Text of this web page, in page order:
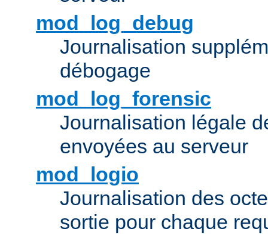
mod_log_debug
Journalisation
débogage
mod_log_forensic
Journalisation légale
envoyées au serveur
mod_logio
Journalisation des
sortie pour chaque